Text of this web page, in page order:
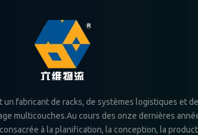
fabricant de racks, de systèmes logistiques et de
multicouches.Au cours des onze dernières
à la planification, la conception, la